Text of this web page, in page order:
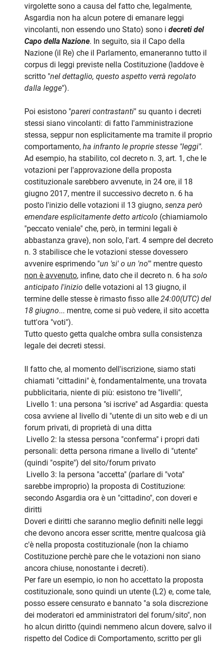
virgolette sono a causa del fatto che, legalmente,
Asgardia non ha alcun potere di emanare leggi
vincolanti, non essendo uno Stato) sono i decreti del
Capo della Nazione. In seguito, sia il Capo della
Nazione (il Re) che il Parlamento, emaneranno tutto il
corpus di leggi previste nella Costituzione (laddove è
scritto "nel dettaglio, questo aspetto verrà regolato
dalla legge").
Poi esistono "pareri contrastanti" su quanto i decreti
stessi siano vincolanti: di fatto l'amministrazione
stessa, seppur non esplicitamente ma tramite il proprio
comportamento, ha infranto le proprie stesse "leggi".
Ad esempio, ha stabilito, col decreto n. 3, art. 1, che le
votazioni per l'approvazione della proposta
costituzionale sarebbero avvenute, in 24 ore, il 18
giugno 2017, mentre il successivo decreto n. 6 ha
posto l'inizio delle votazioni il 13 giugno, senza però
emendare esplicitamente detto articolo (chiamiamolo
"peccato veniale" che, però, in termini legali è
abbastanza grave), non solo, l'art. 4 sempre del decreto
n. 3 stabilisce che le votazioni stesse dovessero
avvenire esprimendo "un 'si' o un 'no'" mentre questo
non è avvenuto, infine, dato che il decreto n. 6 ha solo
anticipato l'inizio delle votazioni al 13 giugno, il
termine delle stesse è rimasto fisso alle 24:00(UTC) del
18 giugno... mentre, come si può vedere, il sito accetta
tutt'ora "voti").
Tutto questo getta qualche ombra sulla consistenza
legale dei decreti stessi.
Il fatto che, al momento dell'iscrizione, siamo stati
chiamati "cittadini" è, fondamentalmente, una trovata
pubblicitaria, niente di più: esistono tre "livelli",
Livello 1: una persona "si iscrive" ad Asgardia: questa
cosa avviene al livello di "utente di un sito web e di un
forum privati, di proprietà di una ditta
Livello 2: la stessa persona "conferma" i propri dati
personali: detta persona rimane a livello di "utente"
(quindi "ospite") del sito/forum privato
Livello 3: la persona "accetta" (parlare di "vota"
sarebbe improprio) la proposta di Costituzione:
secondo Asgardia ora è un "cittadino", con doveri e
diritti
Doveri e diritti che saranno meglio definiti nelle leggi
che devono ancora esser scritte, mentre qualcosa già
c'è nella proposta costituzionale (non la chiamo
Costituzione perchè pare che le votazioni non siano
ancora chiuse, nonostante i decreti).
Per fare un esempio, io non ho accettato la proposta
costituzionale, sono quindi un utente (L2) e, come tale,
posso essere censurato e bannato "a sola discrezione
dei moderatori ed amministratori del forum/sito", non
ho alcun diritto (quindi nemmeno alcun dovere, salvo il
rispetto del Codice di Comportamento, scritto per gli